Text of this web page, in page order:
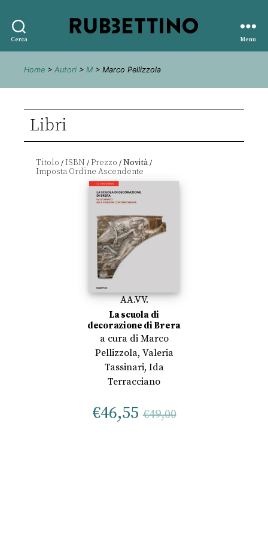
Cerca
editore
Menu
Home > Autori > M > Marco Pellizzola
Libri
Titolo /ISBN /Prezzo /Novità/
AA.VV.
La scuola di
decorazione di Brera
a cura di Marco
Pellizzola, Valeria
Tassinari, Ida
Terracciano
€46,55 €49,00